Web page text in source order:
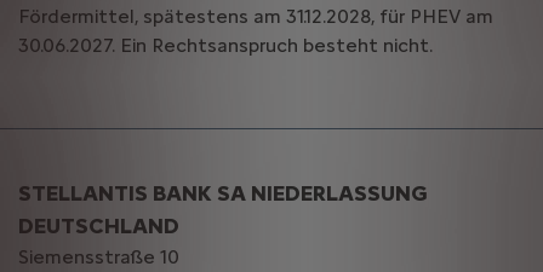
Fördermittel, spätestens am 31.12.2028, für PHEV am
30.06.2027. Ein Rechtsanspruch besteht nicht.
STELLANTIS BANK SA NIEDERLASSUNG
DEUTSCHLAND
Siemensstraße 10